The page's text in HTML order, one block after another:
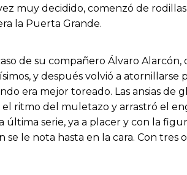
muy decidido, comenzó de
la Puerta Grande.
de su compañero Álvaro
y después volvió a
era mejor toreado. Las ansias
ritmo del muletazo y arrastró el
última serie, ya a placer y con la
se le nota hasta en la cara. Con